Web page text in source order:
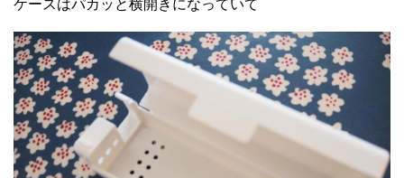
ケースはパカッと横開きになっていて